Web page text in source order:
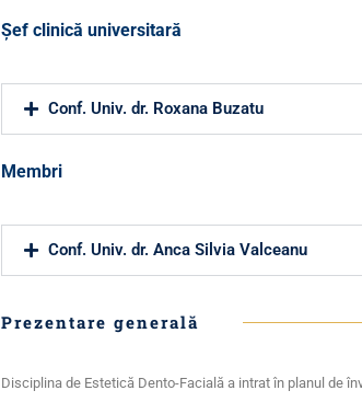
Şef clinică universitară
Conf. Univ. dr. Roxana Buzatu
Membri
Conf. Univ. dr. Anca Silvia Valceanu
Prezentare generală
Disciplina de Estetică Dento-Facială a intrat în planul de